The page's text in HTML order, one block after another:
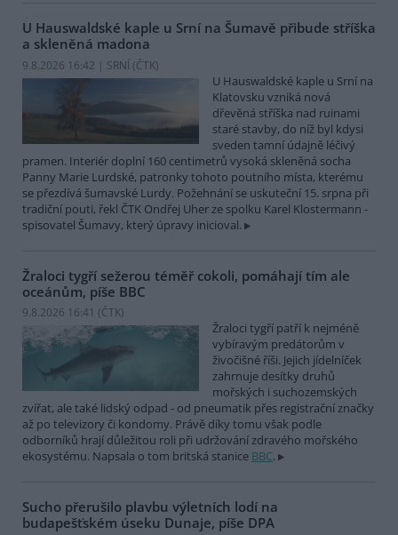
U Hauswaldské kaple u Srní na Šumavě přibude stříška
a skleněná madona
9.8.2026 16:42 | SRNÍ (ČTK)
U Hauswaldské kaple u Srní na
Klatovsku vzniká nová
dřevěná stříška nad ruinami
staré stavby, do níž byl kdysi
sveden tamní údajně léčivý
pramen. Interiér doplní 160 centimetrů vysoká skleněná socha
Panny Marie Lurdské, patronky tohoto poutního místa, kterému
se přezdívá šumavské Lurdy. Požehnání se uskuteční 15. srpna při
tradiční pouti, řekl ČTK Ondřej Uher ze spolku Karel Klostermann -
spisovatel Šumavy, který úpravy inicioval.
Žraloci tygří sežerou téměř cokoli, pomáhají tím ale
oceánům, píše BBC
9.8.2026 16:41 (ČTK)
Žraloci tygří patří k nejméně
vybíravým predátorům v
živočišné říši. Jejich jídelníček
zahrnuje desítky druhů
mořských i suchozemských
zvířat, ale také lidský odpad - od pneumatik přes registrační značky
až po televizory či kondomy. Právě díky tomu však podle
odborníků hrají důležitou roli při udržování zdravého mořského
ekosystému. Napsala o tom britská stanice BBC.
Sucho přerušilo plavbu výletních lodí na
budapešťském úseku Dunaje, píše DPA